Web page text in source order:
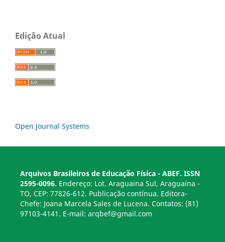
Edição Atual
Open Journal Systems
Arquivos Brasileiros de Educação Física - ABEF. ISSN
2595-0096. Endereço: Lot. Araguaina Sul, Araguaína -
TO, CEP: 77826-612. Publicação contínua. Editora-
Chefe: Joana Marcela Sales de Lucena. Contatos: (81)
97103-4141. E-mail: arqbef@gmail.com